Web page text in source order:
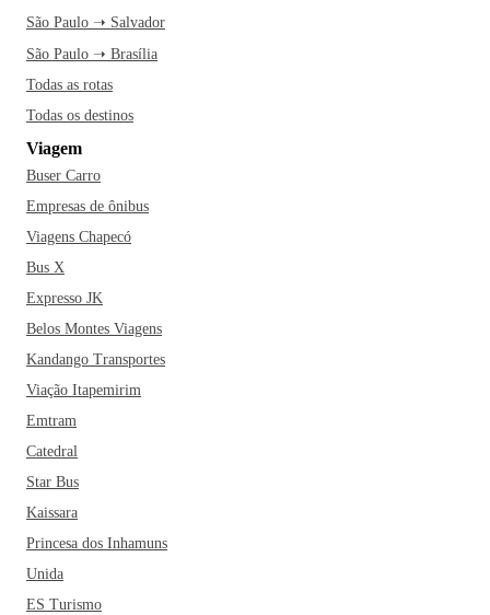
São Paulo ➝ Salvador
São Paulo ➝ Brasília
Todas as rotas
Todas os destinos
Viagem
Buser Carro
Empresas de ônibus
Viagens Chapecó
Bus X
Expresso JK
Belos Montes Viagens
Kandango Transportes
Viação Itapemirim
Emtram
Catedral
Star Bus
Kaissara
Princesa dos Inhamuns
Unida
ES Turismo